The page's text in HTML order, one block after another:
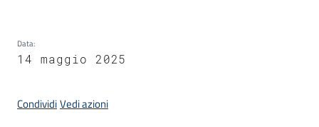
P
o
Data:
14 maggio 2025
CondividiVedi azioni